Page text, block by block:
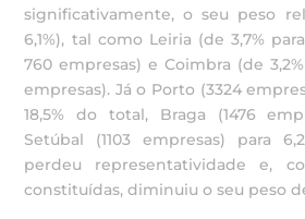
significativamente, o seu peso
6,1%), tal como Leiria (de 3,7%
760 empresas) e Coimbra (de
empresas). Já o Porto (3324
18,5% do total, Braga (1476
Setúbal (1103 empresas) para
perdeu representatividade e,
constituídas, diminuiu o seu peso de